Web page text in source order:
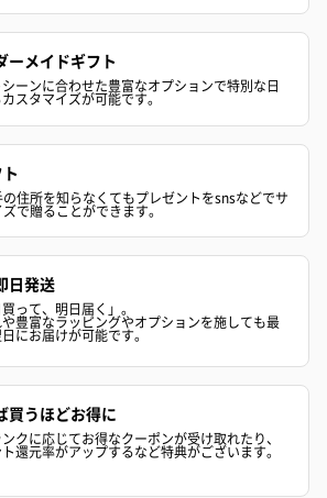
ます。
く場合、最短のお届け可能日が通常より
ブーケ（ホワイトグリ
ーン）（1,650円）
（1,650円）
リザーブドフラワー
ライフラワー・プリザーブドフラワーを同
ーメイドギフト
ーンに合わせた豊富なオプションで特別な日
スタマイズが可能です。
の住所を知らなくてもプレゼントをsnsなどでサ
で贈ることができます。
日発送
買って、明日届く」。
豊富なラッピングやオプションを施しても最
にお届けが可能です。
買うほどお得に
クに応じてお得なクーポンが受け取れたり、
還元率がアップするなど特典がございます。